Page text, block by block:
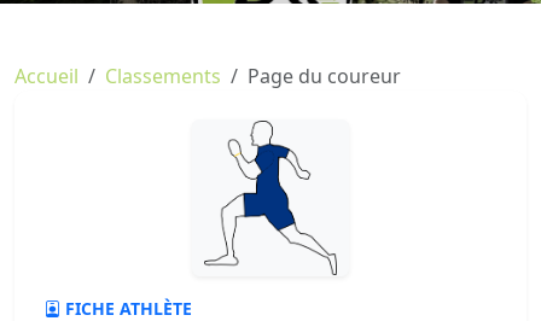
Accueil Classements Page du coureur
FICHE ATHLÈTE